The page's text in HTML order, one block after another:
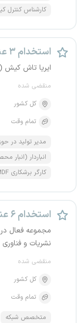
کارشناس کنترل
استخدام ۳ عنوان شغلی
ایریا تاش کیش
منقضی شده
کل کشور
تمام وقت
مدیر تولید در
انباردار (انبار
کارگر برشکاری MDF (ماهر و نیمه ماهر)
استخدام ۶ عنوان شغلی
مجموعه فعال
نشریات و فناوری
منقضی شده
کل کشور
تمام وقت
متخصص شبکه